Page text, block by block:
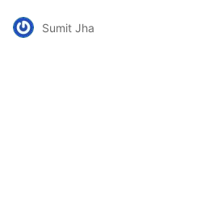
Sumit Jha